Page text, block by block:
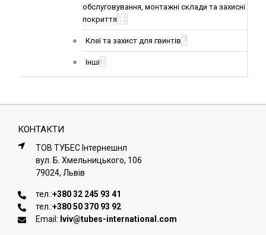
обслуговування, монтажні склади та захисні
покриття 12
Клеї та захист для гвинтів 7
Інші6
КОНТАКТИ
ТОВ ТУБЕС Iнтернешнл
вул. Б. Хмельницького, 106
79024, Львiв
тел.:+380 32 245 93 41
тел.:+380 50 370 93 92
Email: lviv@tubes-international.com